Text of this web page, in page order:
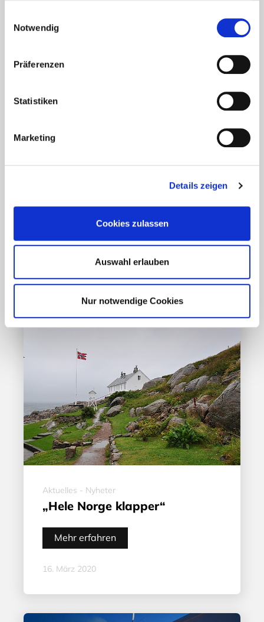
Notwendig
Präferenzen
Statistiken
Marketing
Details zeigen
Cookies zulassen
Auswahl erlauben
Nur notwendige Cookies
Coronavirus in Norwegen –
Mehr erfahren
17. März 2020
Aktuelles - Nyheter
„Hele Norge klapper“
Mehr erfahren
16. März 2020